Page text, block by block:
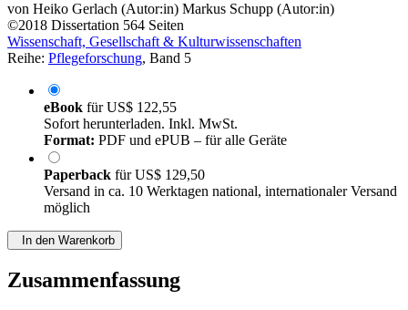
von Heiko Gerlach (Autor:in) Markus Schupp (Autor:in)
©2018 Dissertation 564 Seiten
Wissenschaft, Gesellschaft & Kulturwissenschaften
Reihe: Pflegeforschung, Band 5
eBook fürUS$ 122,55
Sofort herunterladen. Inkl. MwSt.
Format: PDF und ePUB – für alle Geräte
Paperback fürUS$ 129,50
Versand in ca. 10 Werktagen national, internationaler Versand
möglich
In den Warenkorb
Zusammenfassung